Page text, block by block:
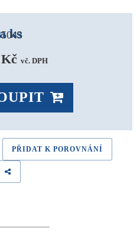
ks
vč. DPH
PŘIDAT K POROVNÁNÍ